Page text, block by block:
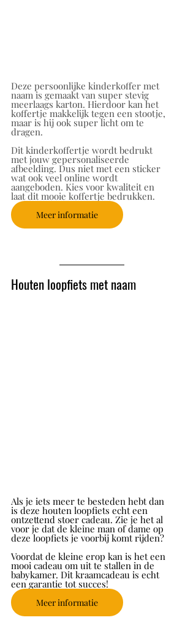
Deze persoonlijke kinderkoffer met
naam is gemaakt van super stevig
meerlaags karton. Hierdoor kan het
koffertje makkelijk tegen een stootje,
maar is hij ook super licht om te
dragen.
Dit kinderkoffertje wordt bedrukt
met jouw gepersonaliseerde
afbeelding. Dus niet met een sticker
wat ook veel online wordt
aangeboden. Kies voor kwaliteit en
laat dit mooie koffertje bedrukken.
Meer informatie
Houten loopfiets met naam
Als je iets meer te besteden hebt dan
is deze houten loopfiets echt een
ontzettend stoer cadeau. Zie je het al
voor je dat de kleine man of dame op
deze loopfiets je voorbij komt rijden?
Voordat de kleine erop kan is het een
mooi cadeau om uit te stallen in de
babykamer. Dit kraamcadeau is echt
een garantie tot succes!
Meer informatie